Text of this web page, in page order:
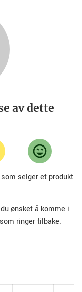
av dette
selger et produkt
ønsket å komme i
ringer tilbake.